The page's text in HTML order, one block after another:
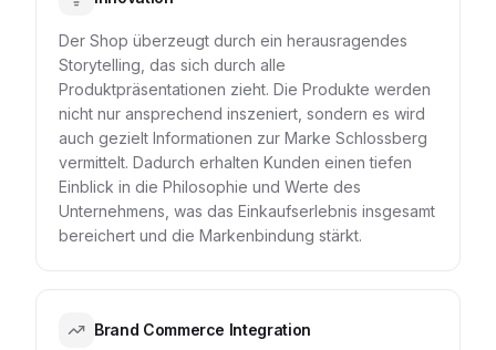
Der Shop überzeugt durch ein herausragendes
Storytelling, das sich durch alle
Produktpräsentationen zieht. Die Produkte werden
nicht nur ansprechend inszeniert, sondern es wird
auch gezielt Informationen zur Marke Schlossberg
vermittelt. Dadurch erhalten Kunden einen tiefen
Einblick in die Philosophie und Werte des
Unternehmens, was das Einkaufserlebnis insgesamt
bereichert und die Markenbindung stärkt.
Brand Commerce Integration